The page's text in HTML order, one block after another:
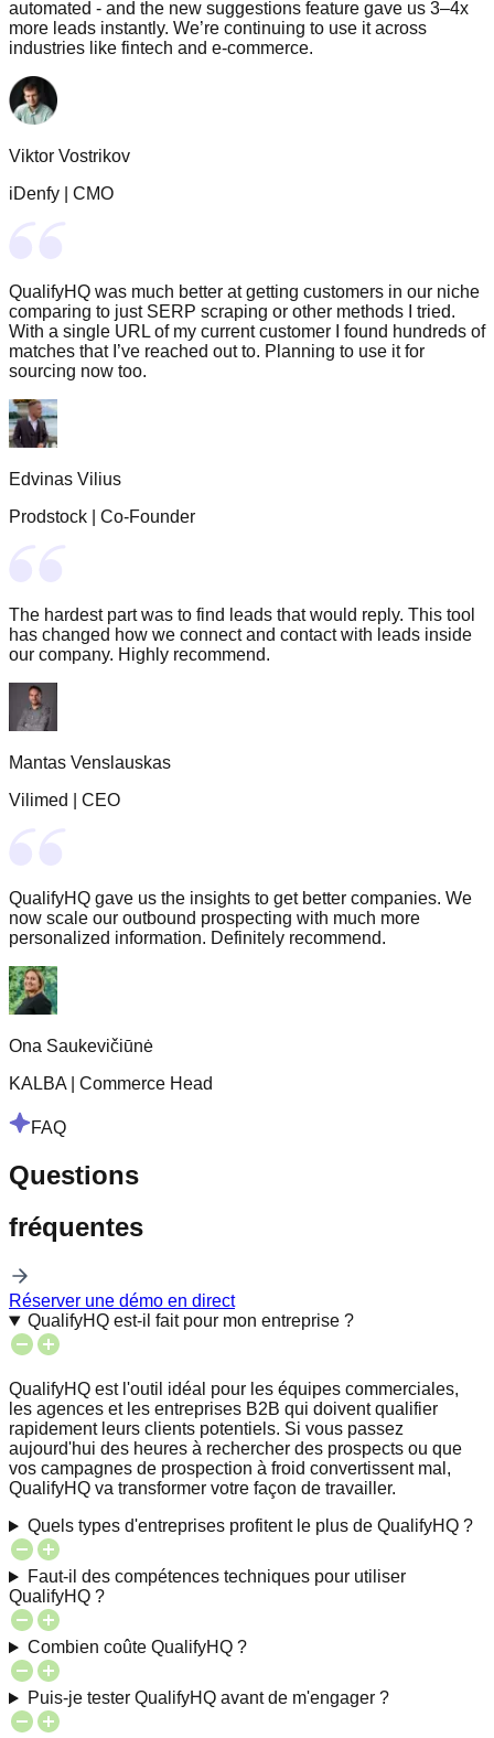
automated - and the new suggestions feature gave us 3–4x
more leads instantly. We’re continuing to use it across
industries like fintech and e-commerce.
Viktor Vostrikov
iDenfy
CMO
QualifyHQ was much better at getting customers in our niche
comparing to just SERP scraping or other methods I tried.
With a single URL of my current customer I found hundreds of
matches that I’ve reached out to. Planning to use it for
sourcing now too.
Edvinas Vilius
Prodstock
Co-Founder
The hardest part was to find leads that would reply. This tool
has changed how we connect and contact with leads inside
our company. Highly recommend.
Mantas Venslauskas
Vilimed
CEO
QualifyHQ gave us the insights to get better companies. We
now scale our outbound prospecting with much more
personalized information. Definitely recommend.
Ona Saukevičiūnė
KALBA
Commerce Head
FAQ
Questions
fréquentes
Réserver une démo en direct
QualifyHQ est-il fait pour mon entreprise ?
QualifyHQ est l'outil idéal pour les équipes commerciales,
les agences et les entreprises B2B qui doivent qualifier
rapidement leurs clients potentiels. Si vous passez
aujourd'hui des heures à rechercher des prospects ou que
vos campagnes de prospection à froid convertissent mal,
QualifyHQ va transformer votre façon de travailler.
Quels types d'entreprises profitent le plus de QualifyHQ ?
Faut-il des compétences techniques pour utiliser
QualifyHQ ?
Combien coûte QualifyHQ ?
Puis-je tester QualifyHQ avant de m'engager ?